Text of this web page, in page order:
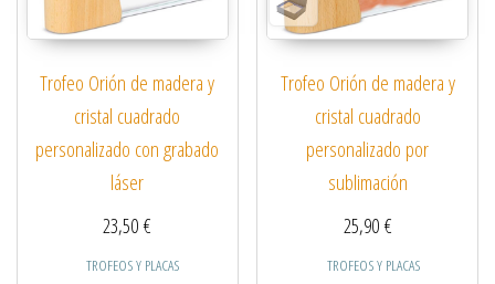
Trofeo Orión de madera y
cristal cuadrado
personalizado con grabado
láser
23,50€
TROFEOS Y PLACAS
Trofeo Orión de madera y
cristal cuadrado
personalizado por
sublimación
25,90€
TROFEOS Y PLACAS